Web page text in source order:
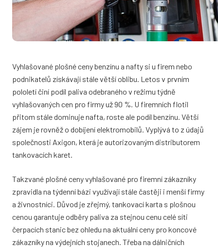
Vyhlašované plošné ceny benzínu a nafty si u firem nebo
podnikatelů získávají stále větší oblibu. Letos v prvním
pololetí činí podíl paliva odebraného v režimu týdně
vyhlašovaných cen pro firmy už 90 %. U firemních flotil
přitom stále dominuje nafta, roste ale podíl benzínu. Větší
zájem je rovněž o dobíjení elektromobilů. Vyplývá to z údajů
společnosti Axigon, která je autorizovaným distributorem
tankovacích karet.
Takzvané plošné ceny vyhlašované pro firemní zákazníky
zpravidla na týdenní bázi využívají stále častěji i menší firmy
a živnostníci. Důvod je zřejmý, tankovací karta s plošnou
cenou garantuje odběry paliva za stejnou cenu celé síti
čerpacích stanic bez ohledu na aktuální ceny pro koncové
zákazníky na výdejních stojanech. Třeba na dálničních